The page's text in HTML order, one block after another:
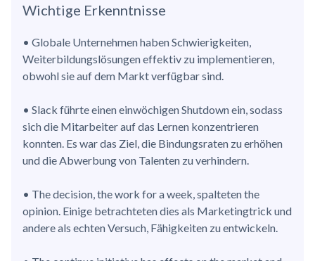
Wichtige Erkenntnisse
• Globale Unternehmen haben Schwierigkeiten,
Weiterbildungslösungen effektiv zu implementieren,
obwohl sie auf dem Markt verfügbar sind.
• Slack führte einen einwöchigen Shutdown ein, sodass
sich die Mitarbeiter auf das Lernen konzentrieren
konnten. Es war das Ziel, die Bindungsraten zu erhöhen
und die Abwerbung von Talenten zu verhindern.
• The decision, the work for a week, spalteten the
opinion. Einige betrachteten dies als Marketingtrick und
andere als echten Versuch, Fähigkeiten zu entwickeln.